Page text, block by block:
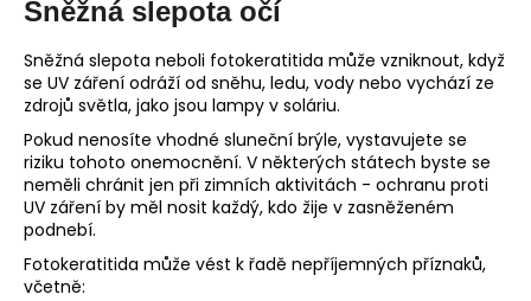
Sněžná slepota očí
Sněžná slepota neboli fotokeratitida může vzniknout, když
se UV záření odráží od sněhu, ledu, vody nebo vychází ze
zdrojů světla, jako jsou lampy v soláriu.
Pokud nenosíte vhodné sluneční brýle, vystavujete se
riziku tohoto onemocnění. V některých státech byste se
neměli chránit jen při zimních aktivitách - ochranu proti
UV záření by měl nosit každý, kdo žije v zasněženém
podnebí.
Fotokeratitida může vést k řadě nepříjemných příznaků,
včetně: